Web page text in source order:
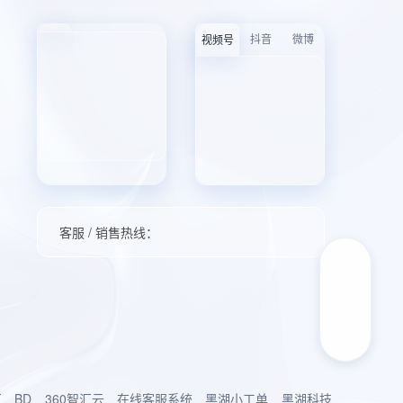
视频号 抖音 微博
客服 / 销售热线：
BD 360智汇云 在线客服系统 黑湖小工单 黑湖科技